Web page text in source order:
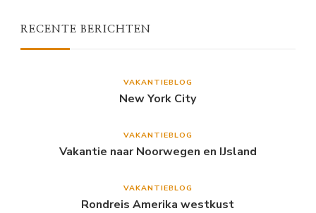
RECENTE BERICHTEN
VAKANTIEBLOG
New York City
VAKANTIEBLOG
Vakantie naar Noorwegen en IJsland
VAKANTIEBLOG
Rondreis Amerika westkust